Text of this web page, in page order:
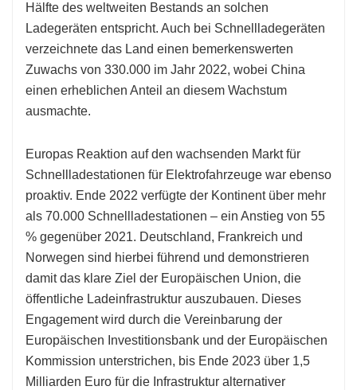
Hälfte des weltweiten Bestands an solchen
Ladegeräten entspricht. Auch bei Schnellladegeräten
verzeichnete das Land einen bemerkenswerten
Zuwachs von 330.000 im Jahr 2022, wobei China
einen erheblichen Anteil an diesem Wachstum
ausmachte.
Europas Reaktion auf den wachsenden Markt für
Schnellladestationen für Elektrofahrzeuge war ebenso
proaktiv. Ende 2022 verfügte der Kontinent über mehr
als 70.000 Schnellladestationen – ein Anstieg von 55
% gegenüber 2021. Deutschland, Frankreich und
Norwegen sind hierbei führend und demonstrieren
damit das klare Ziel der Europäischen Union, die
öffentliche Ladeinfrastruktur auszubauen. Dieses
Engagement wird durch die Vereinbarung der
Europäischen Investitionsbank und der Europäischen
Kommission unterstrichen, bis Ende 2023 über 1,5
Milliarden Euro für die Infrastruktur alternativer